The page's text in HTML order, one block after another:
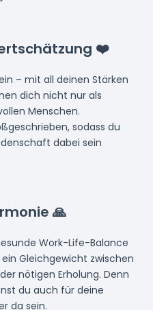
❤️
– mit all deinen Stärken
dich nicht nur als
Menschen.
sodass du
dabei sein
🙏
Work-Life-Balance
Gleichgewicht zwischen
nötigen Erholung. Denn
du auch für deine
da sein.